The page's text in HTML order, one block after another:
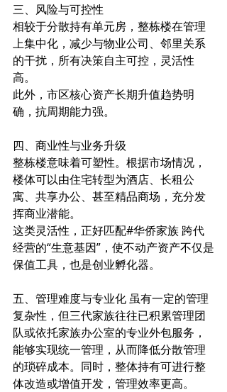
三、风险与可控性
相较于分散持有单元房，整栋楼在管理
上集中化，减少与物业公司、邻里关系
的干扰，所有决策自主可控，灵活性
高。
此外，市区核心资产长期升值趋势明
确，抗周期能力强。
四、商业性与业务升级
整栋楼意味着可塑性。根据市场情况，
楼体可以由住宅转型为酒店、长租公
寓、共享办公、甚至精品商场，充分发
挥商业潜能。
这类灵活性，正好匹配#华侨家族 跨代
经营的“生意基因”，使不动产资产不仅是
保值工具，也是创业孵化器。
五、管理难度与专业化 虽有一定的管理
复杂性，但三代家族往往已积累管理团
队或依托家族办公室的专业外包服务，
能够实现统一管理，从而降低分散管理
的琐碎成本。同时，整体持有可进行整
体改造或增值开发，管理效率更高。